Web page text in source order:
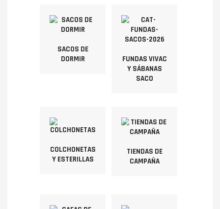
SACOS DE
DORMIR
FUNDAS VIVAC
Y SÁBANAS
SACO
COLCHONETAS
Y ESTERILLAS
TIENDAS DE
CAMPAÑA